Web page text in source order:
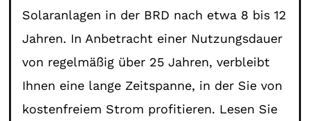
Solaranlagen in der BRD nach etwa 8 bis 12
Jahren. In Anbetracht einer Nutzungsdauer
von regelmäßig über 25 Jahren, verbleibt
Ihnen eine lange Zeitspanne, in der Sie von
kostenfreiem Strom profitieren. Lesen Sie